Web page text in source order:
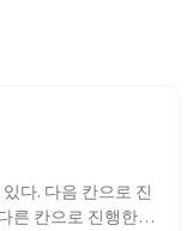
다. 다음 칸으로 진
른 칸으로 진행한